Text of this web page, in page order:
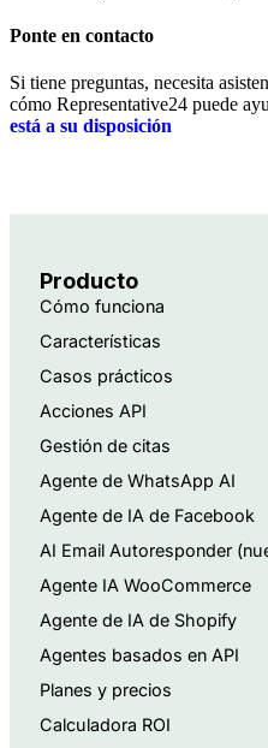
Ponte en contacto
Si tiene preguntas, necesita
cómo Representative24 puede
está a su disposición
Producto
Cómo funciona
Características
Casos prácticos
Acciones API
Gestión de citas
Agente de WhatsApp AI
Agente de IA de Facebook
AI Email Autoresponder
Agente IA WooCommerce
Agente de IA de Shopify
Agentes basados en API
Planes y precios
Calculadora ROI